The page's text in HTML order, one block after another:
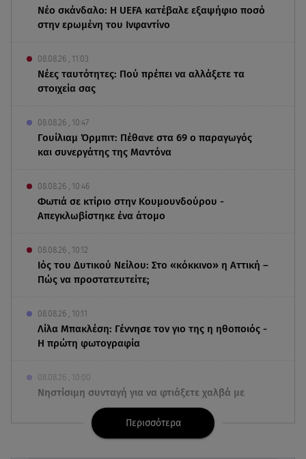
Νέο σκάνδαλο: Η UEFA κατέβαλε εξαψήφιο ποσό
στην ερωμένη του Ινφαντίνο
08.08.26 , 11:03
Νέες ταυτότητες: Πού πρέπει να αλλάξετε τα
στοιχεία σας
08.08.26 , 10:47
Γουίλιαμ Όρμπιτ: Πέθανε στα 69 ο παραγωγός
και συνεργάτης της Μαντόνα
08.08.26 , 10:46
Φωτιά σε κτίριο στην Κουμουνδούρου -
Απεγκλωβίστηκε ένα άτομο
08.08.26 , 10:12
Ιός του Δυτικού Νείλου: Στο «κόκκινο» η Αττική –
Πώς να προστατευτείτε;
08.08.26 , 10:11
Λίλα Μπακλέση: Γέννησε τον γιο της η ηθοποιός -
Η πρώτη φωτογραφία
08.08.26 , 10:00
Νηστίσιμη συνταγή για να φτιάξετε χαλβά με
σοκολάτα και πορτοκάλι
Φωτιά Αττικοβοιωτία: Απελευθερώθηκε ενέργεια
Περισσότερα